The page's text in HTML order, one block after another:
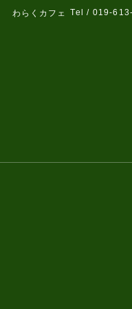
わらくカフェ Tel / 019-